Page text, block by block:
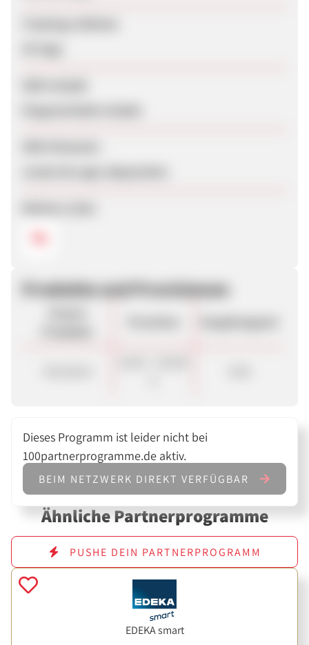
Produkte und Provisionen
Dieses Programm ist leider nicht bei
100partnerprogramme.de aktiv.
BEIM NETZWERK DIREKT VERFÜGBAR
Ähnliche Partnerprogramme
PUSHE DEIN PARTNERPROGRAMM
EDEKA smart